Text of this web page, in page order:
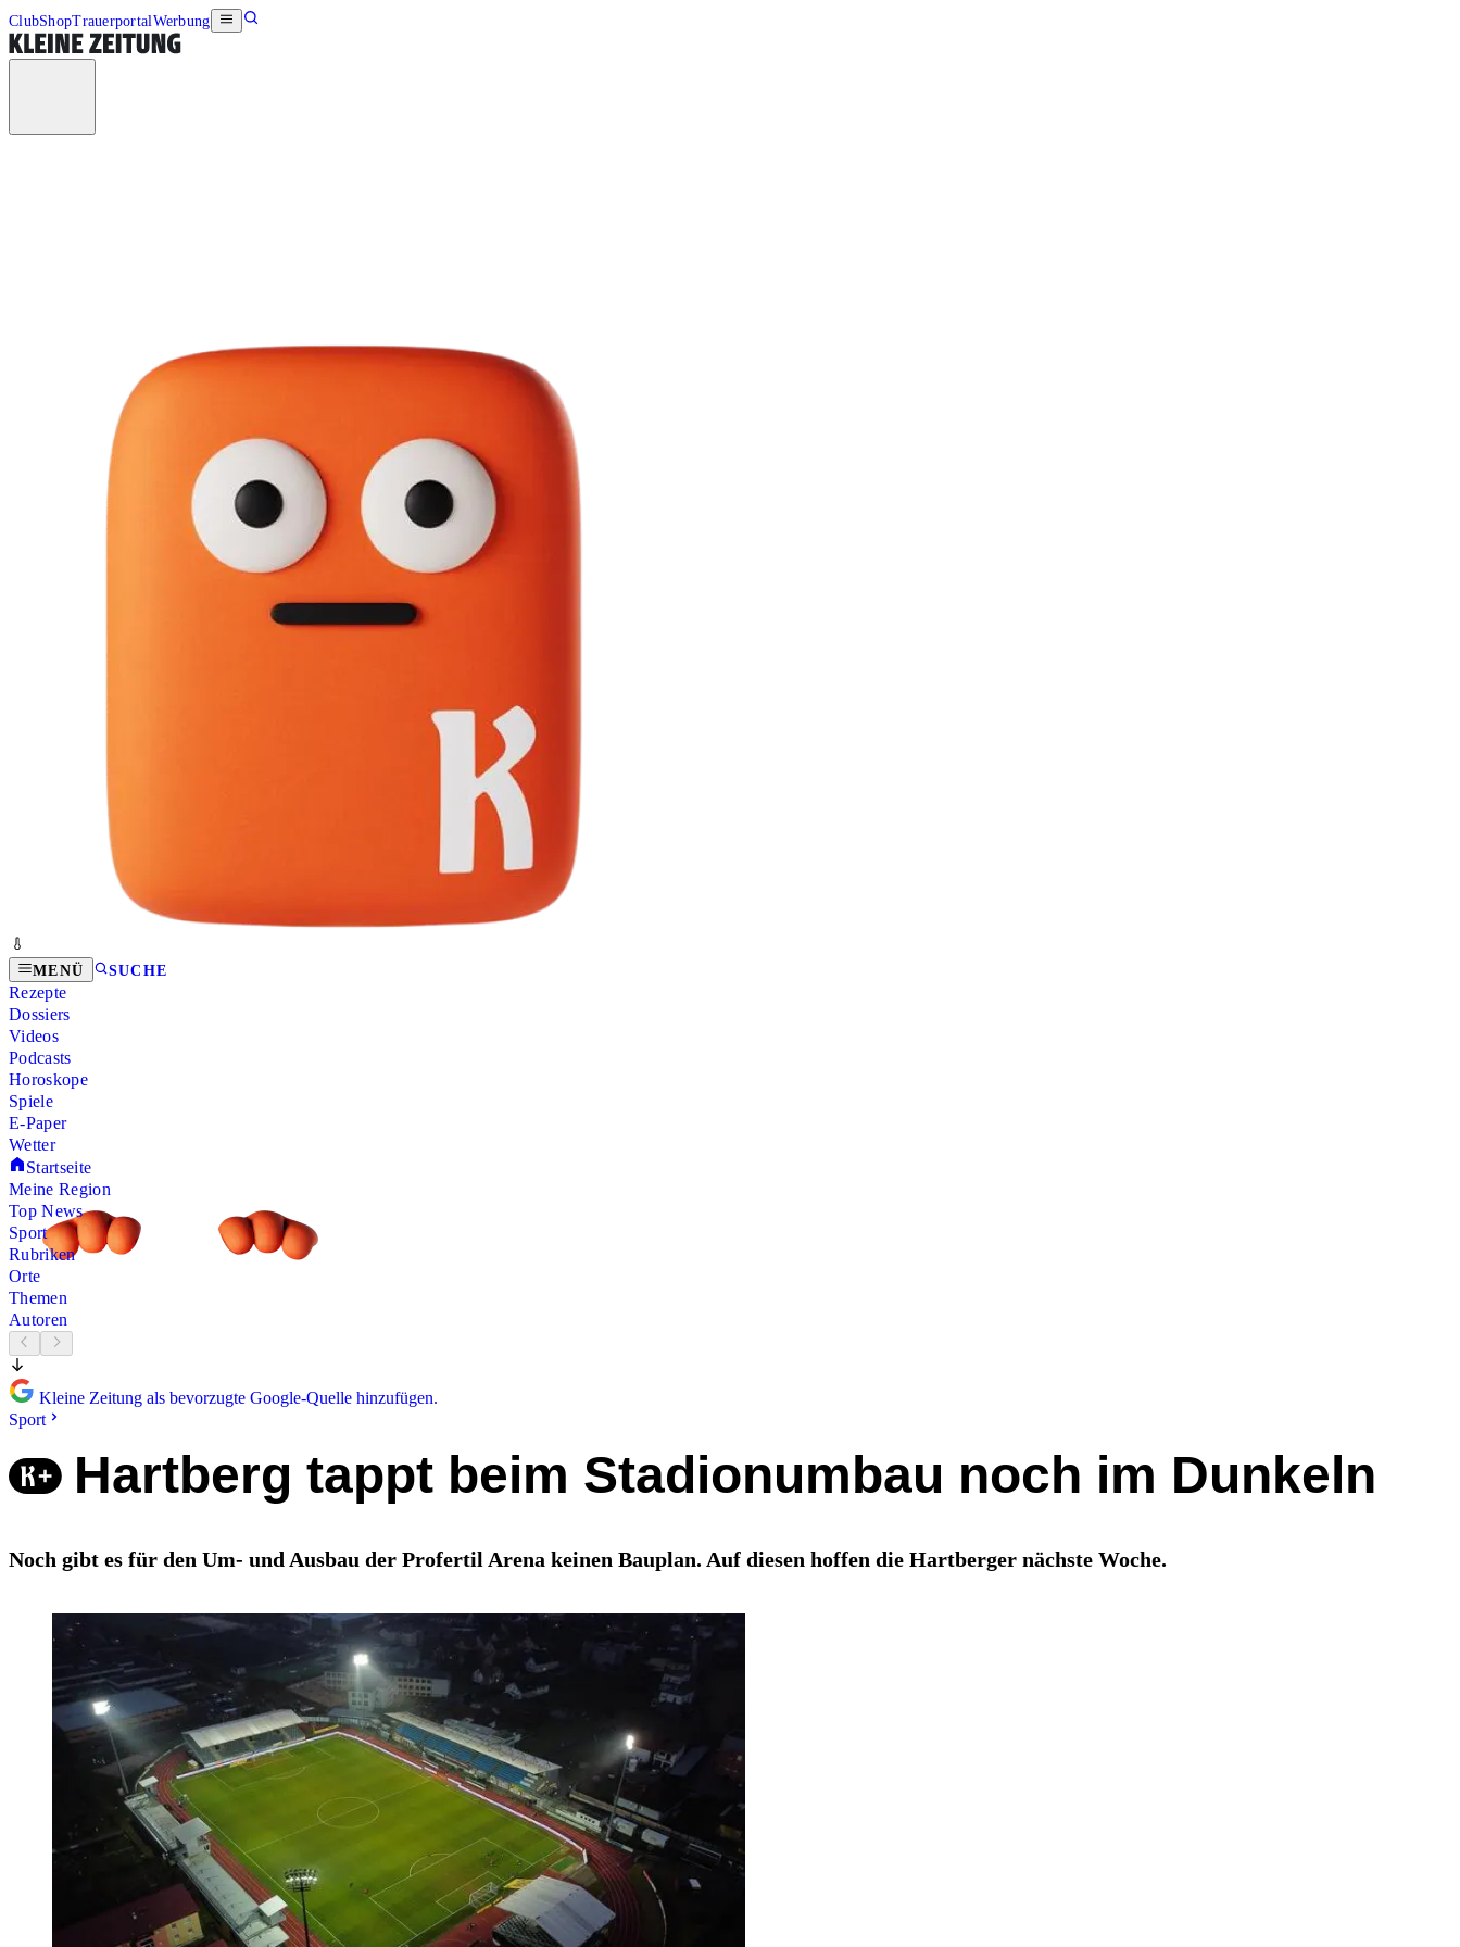
ClubShopTrauerportalWerbung
MENÜ SUCHE
Rezepte
Dossiers
Videos
Podcasts
Horoskope
Spiele
E-Paper
Wetter
Startseite
Meine Region
Top News
Sport
Rubriken
Orte
Themen
Autoren
Kleine Zeitung als bevorzugte Google-Quelle hinzufügen.
Sport
Hartberg tappt beim Stadionumbau noch im Dunkeln
Noch gibt es für den Um- und Ausbau der Profertil Arena keinen Bauplan. Auf diesen hoffen die Hartberger nächste Woche.